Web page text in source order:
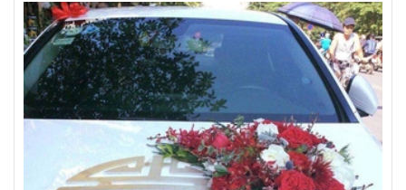
thuộc vào từng mùa, và từng tỉnh thành.
- Màu sắc của hoa thực tế nhận được có thể thay đổi chút ít
so với hình ảnh mẫu (Do màu sắc hiển thị khác nhau trên
từng màn hình thiết bị, góc chụp, ánh sáng)
ƯU ĐÃI ĐẶC BIỆT
- Tặng banner hoặc thiệp (trị giá 20.000đ - 50.000đ) miễn phí
- Miễn phí giao khu vực nội thành
- Giao gấp trong vòng 2 giờ